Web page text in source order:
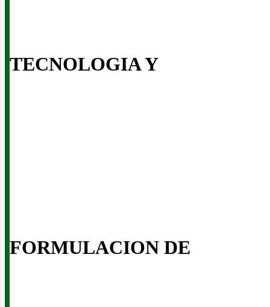
TECNOLOGIA Y
FORMULACION DE